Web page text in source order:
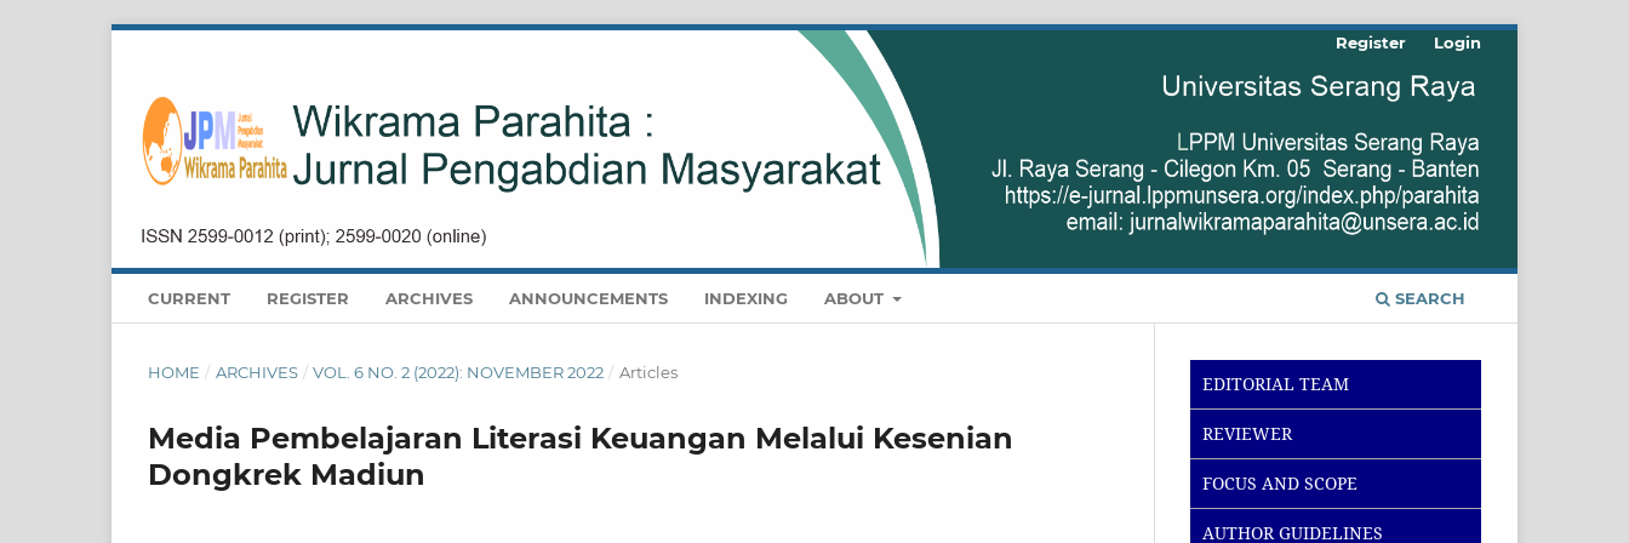
CURRENT REGISTER ARCHIVES ANNOUNCEMENTS INDEXING ABOUT SEARCH
Register Login
HOME / ARCHIVES / VOL. 6 NO. 2 (2022): NOVEMBER 2022 / Articles
Media Pembelajaran Literasi Keuangan Melalui Kesenian
Dongkrek Madiun
EDITORIAL TEAM
REVIEWER
FOCUS AND SCOPE
AUTHOR GUIDELINES